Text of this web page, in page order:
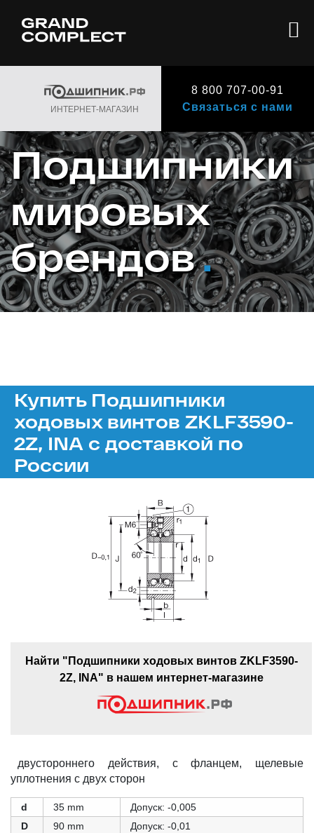
ИНТЕРНЕТ-МАГАЗИН
8 800 707-00-91
Связаться с нами
Подшипники
мировых
брендов.
Купить Подшипники
ходовых винтов ZKLF3590-
2Z, INA с доставкой по
России
Найти "Подшипники ходовых винтов ZKLF3590-
2Z, INA" в нашем интернет-магазине
двустороннего действия, с фланцем, щелевые
уплотнения с двух сторон
d 35 mm
Допуск: -0,005
D
90 mm
Допуск: -0,01